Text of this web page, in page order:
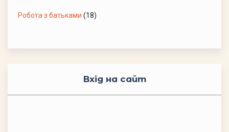
Робота з батьками (18)
Вхід на сайт